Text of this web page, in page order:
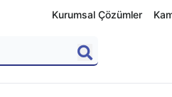
Kurumsal Çözümler